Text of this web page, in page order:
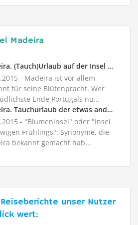
Madeira
Madeira. (Tauch)Urlaub auf der Insel des ewigen Frühlings
- Madeira ist vor allem
für seine Blütenpracht. Wer
Ende Portugals nu...
Madeira. Tauchurlaub der etwas anderen Art
- "Blumeninsel" oder "Insel
Frühlings": Synonyme, die
bekannt gemacht hab...
unser Nutzer
wert: